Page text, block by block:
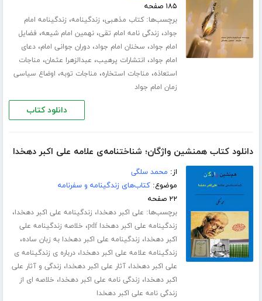
۱۸۵ صفحه
برچسب‌ها:کتاب مذهبی، زندگینامه، زندگینامه امام
جواد، زندگی نامه امام تقی،نهمین امام شیعه، فضایل
امام جواد، سخنان امام جواد،دوران جوانی امام،دعای
امام جواد، انتشارات پرهیب، عبدالزهرا عثمان، مناجات
استعاذه، مناجات استخاره، مناجات توبه، اوضاع سیاسی
زمان امام جواد
دانلود کتاب
دانلود کتاب همنشین واژگان؛ شناختنامه‌ی علامه علی اکبر دهخدا
از: محمد سلگی
موضوع:کتاب‌های زندگینامه و سفرنامه
۲۲ صفحه
برچسب‌ها: علی اکبر دهخدا، زندگینامه علی اکبر دهخدا،
زندگینامه علی اکبر دهخدا pdf ، خلاصه زندگینامه علی
اکبر دهخدا، زندگینامه علی اکبر دهخدا به زبان ساده،
زندگینامه علامه علی اکبر دهخدا،درباره ی زندگینامه ی
علی اکبر دهخدا،آثار علی اکبر دهخدا، زندگی و آثار علی
اکبر دهخدا، زندگی نامه علی اکبر دهخدا، خلاصه ای از
زندگی نامه علی اکبر دهخدا